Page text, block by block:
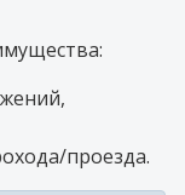
проезда.